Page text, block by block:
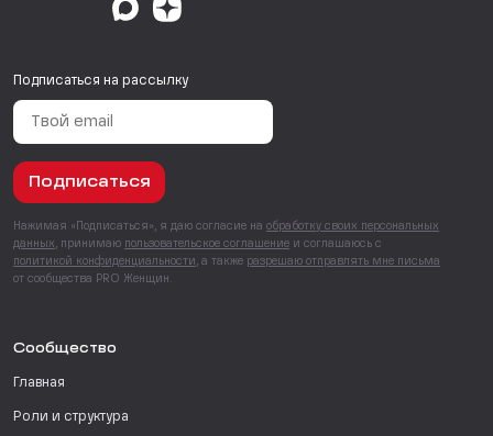
Подписаться на рассылку
Подписаться
Нажимая «Подписаться», я даю согласие на обработку своих персональных
данных , принимаю пользовательское соглашение и соглашаюсь с
политикой конфиденциальности , а также разрешаю отправлять мне письма
от сообщества PRO Женщин.
Сообщество
Главная
Роли и структура